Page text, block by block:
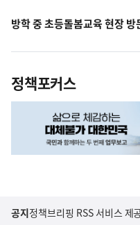
방학 중 초등돌봄교육 현장 방
정책포커스
공지정책브리핑 RSS 서비스 제